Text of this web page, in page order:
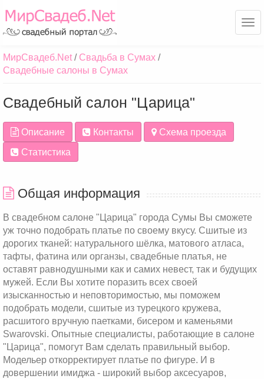
МирСвадеб.Net
Свадьба в Сумах
Свадебные салоны в Сумах
Свадебный салон "Царица"
Описание Контакты
Схема проезда
Статистика
Общая информация
В свадебном салоне "Царица" города Сумы Вы сможете
уж точно подобрать платье по своему вкусу. Сшитые из
дорогих тканей: натурального шёлка, матового атласа,
тафты, фатина или органзы, свадебные платья, не
оставят равнодушными как и самих невест, так и будущих
мужей. Если Вы хотите поразить всех своей
изысканностью и неповторимостью, мы поможем
подобрать модели, сшитые из турецкого кружева,
расшитого вручную паетками, бисером и каменьями
Swarovski. Опытные специалисты, работающие в салоне
"Царица", помогут Вам сделать правильный выбор.
Модельер откорректирует платье по фигуре. И в
довершении имиджа - широкий выбор аксесуаров,